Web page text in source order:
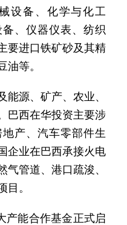
设备、化学与化工
、仪器仪表、纺织
要进口铁矿砂及其精
油等。
能源、矿产、农业、
巴西在华投资主要涉
产、汽车零部件生
企业在巴西承接火电
气管道、港口疏浚、
目。
产能合作基金正式启